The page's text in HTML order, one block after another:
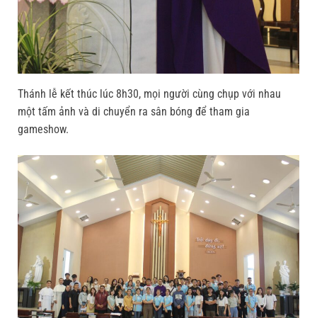
Thánh lễ kết thúc lúc 8h30, mọi người cùng chụp với nhau
một tấm ảnh và di chuyển ra sân bóng để tham gia
gameshow.